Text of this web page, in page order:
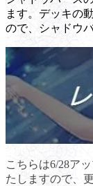
ます。デッキの
ので、シャドウ
こちらは6/28ア
たしますので、